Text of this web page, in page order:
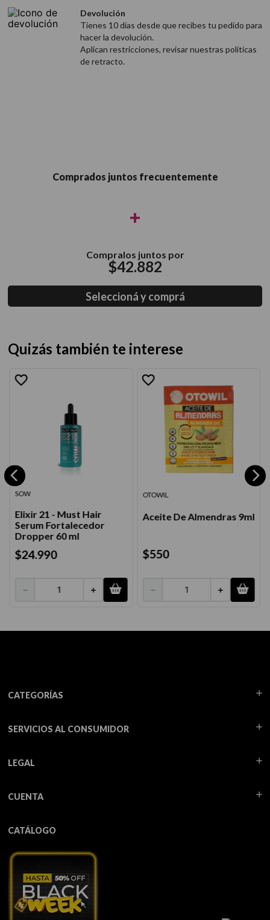
Devolución
Tienes 10 días desde que recibes tu pedido para
hacer la devolución.
Aplican restricciones, revisar nuestras politicas
de retracto.
Comprados juntos frecuentemente
+
Compralos juntos por
$42.882
Seleccioná y comprá
Quizás también te interese
SOW
Elixir 21 - Must Hair
Serum Fortalecedor
Dropper 60 ml
$24.990
＋
－
OTOWIL
Aceite De Almendras 9ml
$550
＋
－
CATEGORÍAS
SERVICIOS AL CONSUMIDOR
LEGAL
CUENTA
CATÁLOGO